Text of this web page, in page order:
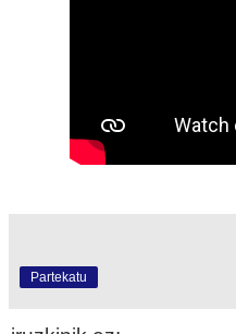
Partekatu